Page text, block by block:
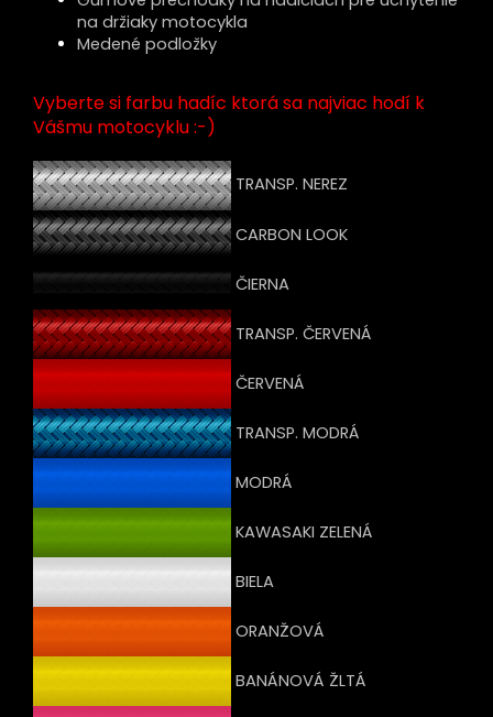
na držiaky motocykla
Medené podložky
Vyberte si farbu hadíc ktorá sa najviac hodí k
Vášmu motocyklu :-)
TRANSP. NEREZ
CARBON LOOK
ČIERNA
TRANSP. ČERVENÁ
ČERVENÁ
TRANSP. MODRÁ
MODRÁ
KAWASAKI ZELENÁ
BIELA
ORANŽOVÁ
BANÁNOVÁ ŽLTÁ